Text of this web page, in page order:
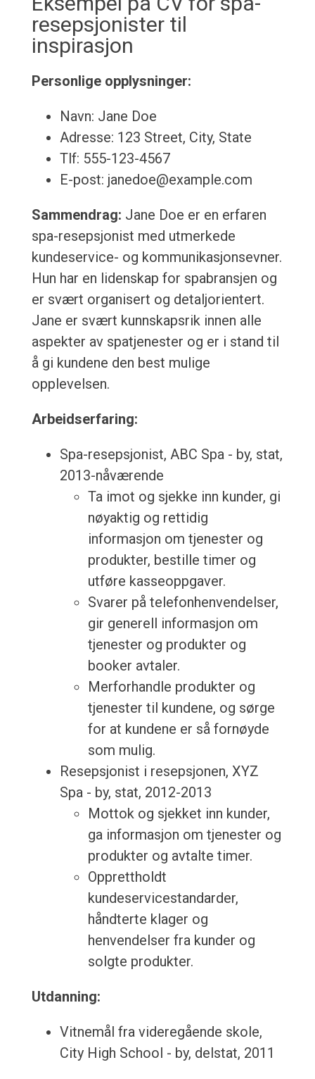
resepsjonister til
inspirasjon
Personlige opplysninger:
Navn: Jane Doe
Adresse: 123 Street, City, State
Tlf: 555-123-4567
E-post: janedoe@example.com
Sammendrag: Jane Doe er en erfaren
spa-resepsjonist med utmerkede
kundeservice- og kommunikasjonsevner.
Hun har en lidenskap for spabransjen og
er svært organisert og detaljorientert.
Jane er svært kunnskapsrik innen alle
aspekter av spatjenester og er i stand til
å gi kundene den best mulige
opplevelsen.
Arbeidserfaring:
Spa-resepsjonist, ABC Spa - by, stat,
2013-nåværende
Ta imot og sjekke inn kunder, gi
nøyaktig og rettidig
informasjon om tjenester og
produkter, bestille timer og
utføre kasseoppgaver.
Svarer på telefonhenvendelser,
gir generell informasjon om
tjenester og produkter og
booker avtaler.
Merforhandle produkter og
tjenester til kundene, og sørge
for at kundene er så fornøyde
som mulig.
Resepsjonist i resepsjonen, XYZ
Spa - by, stat, 2012-2013
Mottok og sjekket inn kunder,
ga informasjon om tjenester og
produkter og avtalte timer.
Opprettholdt
kundeservicestandarder,
håndterte klager og
henvendelser fra kunder og
solgte produkter.
Utdanning:
Vitnemål fra videregående skole,
City High School - by, delstat, 2011